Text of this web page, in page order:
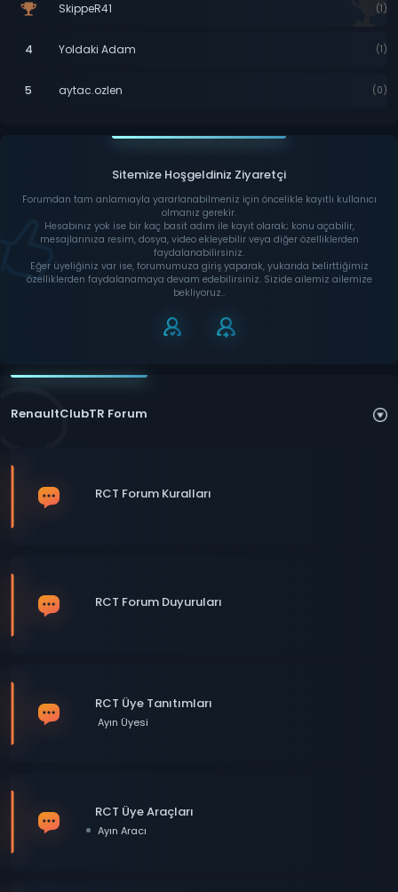
SkippeR41 (1)
Yoldaki Adam (1)
aytac.ozlen (0)
Sitemize Hoşgeldiniz Ziyaretçi
Forumdan tam anlamıayla yararlanabilmeniz için öncelikle kayıtlı kullanıcı
olmanız gerekir.
Hesabınız yok ise bir kaç basit adım ile kayıt olarak; konu açabilir,
mesajlarınıza resim, dosya, video ekleyebilir veya diğer özelliklerden
faydalanabilirsiniz.
Eğer üyeliğiniz var ise, forumumuza giriş yaparak, yukarıda belirttiğimiz
özelliklerden faydalanamaya devam edebilirsiniz. Sizide ailemiz ailemize
bekliyoruz..
RenaultClubTR Forum
RCT Forum Kuralları
RCT Forum Duyuruları
RCT Üye Tanıtımları
Ayın Üyesi
RCT Üye Araçları
Ayın Aracı